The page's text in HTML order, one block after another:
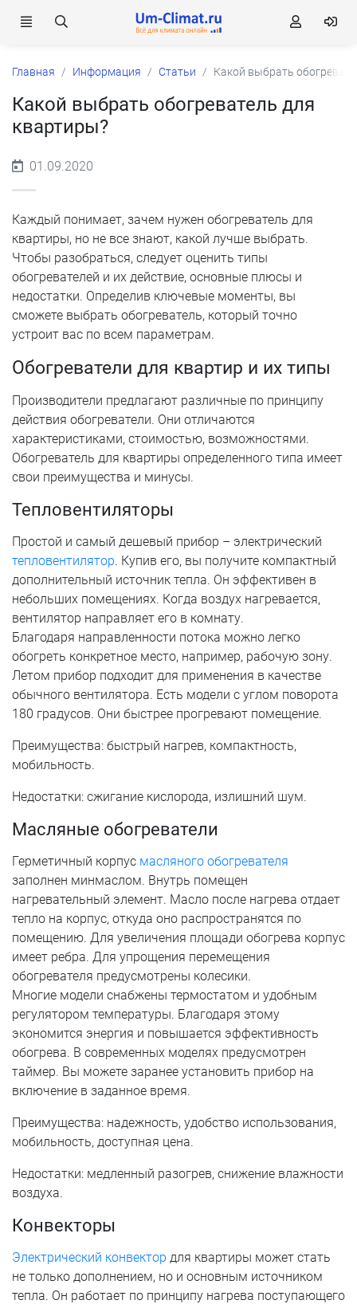
Главная Информация Статьи Какой выбрать
Какой выбрать обогреватель для
квартиры?
01.09.2020
Каждый понимает, зачем нужен обогреватель для
квартиры, но не все знают, какой лучше выбрать.
Чтобы разобраться, следует оценить типы
обогревателей и их действие, основные плюсы и
недостатки. Определив ключевые моменты, вы
сможете выбрать обогреватель, который точно
устроит вас по всем параметрам.
Обогреватели для квартир и их типы
Производители предлагают различные по принципу
действия обогреватели. Они отличаются
характеристиками, стоимостью, возможностями.
Обогреватель для квартиры определенного типа имеет
свои преимущества и минусы.
Тепловентиляторы
Простой и самый дешевый прибор – электрический
тепловентилятор. Купив его, вы получите компактный
дополнительный источник тепла. Он эффективен в
небольших помещениях. Когда воздух нагревается,
вентилятор направляет его в комнату.
Благодаря направленности потока можно легко
обогреть конкретное место, например, рабочую зону.
Летом прибор подходит для применения в качестве
обычного вентилятора. Есть модели с углом поворота
180 градусов. Они быстрее прогревают помещение.
Преимущества: быстрый нагрев, компактность,
мобильность.
Недостатки: сжигание кислорода, излишний шум.
Масляные обогреватели
Герметичный корпус масляного обогревателя
заполнен минмаслом. Внутрь помещен
нагревательный элемент. Масло после нагрева отдает
тепло на корпус, откуда оно распространятся по
помещению. Для увеличения площади обогрева корпус
имеет ребра. Для упрощения перемещения
обогревателя предусмотрены колесики.
Многие модели снабжены термостатом и удобным
регулятором температуры. Благодаря этому
экономится энергия и повышается эффективность
обогрева. В современных моделях предусмотрен
таймер. Вы можете заранее установить прибор на
включение в заданное время.
Преимущества: надежность, удобство использования,
мобильность, доступная цена.
Недостатки: медленный разогрев, снижение влажности
воздуха.
Конвекторы
Электрический конвектор для квартиры может стать
не только дополнением, но и основным источником
тепла. Он работает по принципу нагрева поступающего